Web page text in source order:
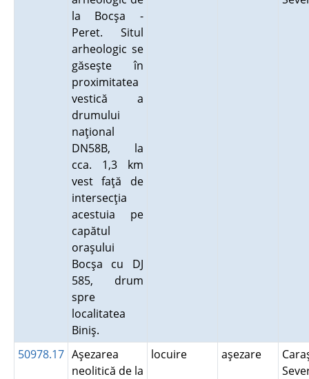
la Bocşa -
Peret. Situl
arheologic se
găseşte în
proximitatea
vestică a
drumului
naţional
DN58B, la
cca. 1,3 km
vest faţă de
intersecţia
acestuia pe
capătul
oraşului
Bocşa cu DJ
585, drum
spre
localitatea
Biniş.
50978.17 Aşezarea
neolitică de la
locuire aşezare